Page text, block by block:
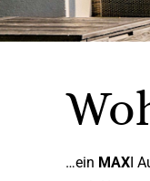
…ein MAXI